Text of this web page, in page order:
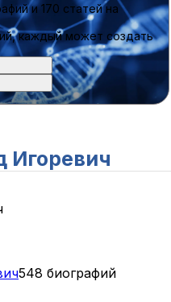
и170 статейна
каждый может создать
Игоревич
548 биографий